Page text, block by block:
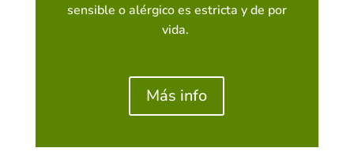
sensible o alérgico es estricta y de por
vida.
Más info